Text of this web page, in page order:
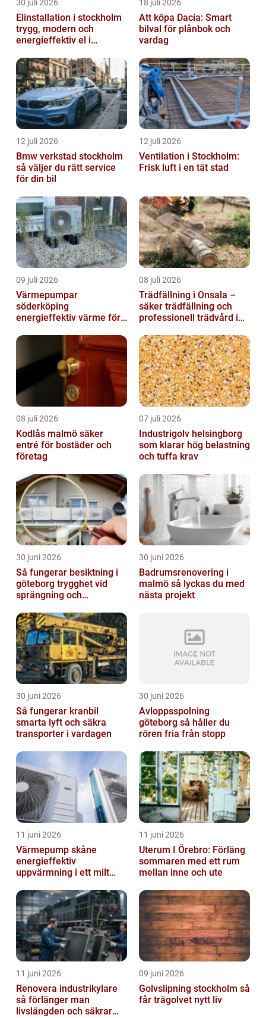
30 juli 2026
Elinstallation i stockholm
trygg, modern och
energieffektiv el i
18 juli 2026
Att köpa Dacia: Smart
bilval för plånbok och
vardag
12 juli 2026
Bmw verkstad stockholm
så väljer du rätt service
för din bil
12 juli 2026
Ventilation i Stockholm:
Frisk luft i en tät stad
09 juli 2026
Värmepumpar
söderköping
energieffektiv värme för
08 juli 2026
Trädfällning i Onsala –
säker trädfällning och
professionell trädvård i
08 juli 2026
Kodlås malmö säker
entré för bostäder och
företag
07 juli 2026
Industrigolv helsingborg
som klarar hög belastning
och tuffa krav
30 juni 2026
Så fungerar besiktning i
göteborg trygghet vid
sprängning och
30 juni 2026
Badrumsrenovering i
malmö så lyckas du med
nästa projekt
30 juni 2026
Så fungerar kranbil
smarta lyft och säkra
transporter i vardagen
30 juni 2026
Avloppsspolning
göteborg så håller du
rören fria från stopp
11 juni 2026
Värmepump skåne
energieffektiv
uppvärmning i ett milt
11 juni 2026
Uterum I Örebro: Förläng
sommaren med ett rum
mellan inne och ute
11 juni 2026
Renovera industrikylare
så förlänger man
livslängden och säkrar
09 juni 2026
Golvslipning stockholm så
får trägolvet nytt liv